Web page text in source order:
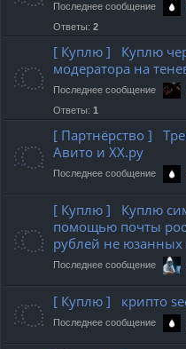
Последнее сообщение
Ответы: 2
[ Куплю ] Куплю
модератора на
Последнее сообщение
Ответы: 1
[ Партнёрство ]
Авито и ХХ.ру
Последнее сообщение
[ Куплю ] Куплю
помощью почты
рублей не юзанных
Последнее сообщение
[ Куплю ] крипто
Последнее сообщение